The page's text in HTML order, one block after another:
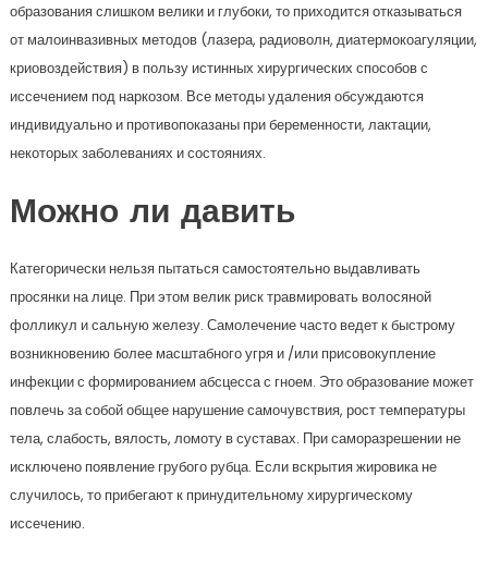
образования слишком велики и глубоки, то приходится отказываться
от малоинвазивных методов (лазера, радиоволн, диатермокоагуляции,
криовоздействия) в пользу истинных хирургических способов с
иссечением под наркозом. Все методы удаления обсуждаются
индивидуально и противопоказаны при беременности, лактации,
некоторых заболеваниях и состояниях.
Можно ли давить
Категорически нельзя пытаться самостоятельно выдавливать
просянки на лице. При этом велик риск травмировать волосяной
фолликул и сальную железу. Самолечение часто ведет к быстрому
возникновению более масштабного угря и /или присовокупление
инфекции с формированием абсцесса с гноем. Это образование может
повлечь за собой общее нарушение самочувствия, рост температуры
тела, слабость, вялость, ломоту в суставах. При саморазрешении не
исключено появление грубого рубца. Если вскрытия жировика не
случилось, то прибегают к принудительному хирургическому
иссечению.